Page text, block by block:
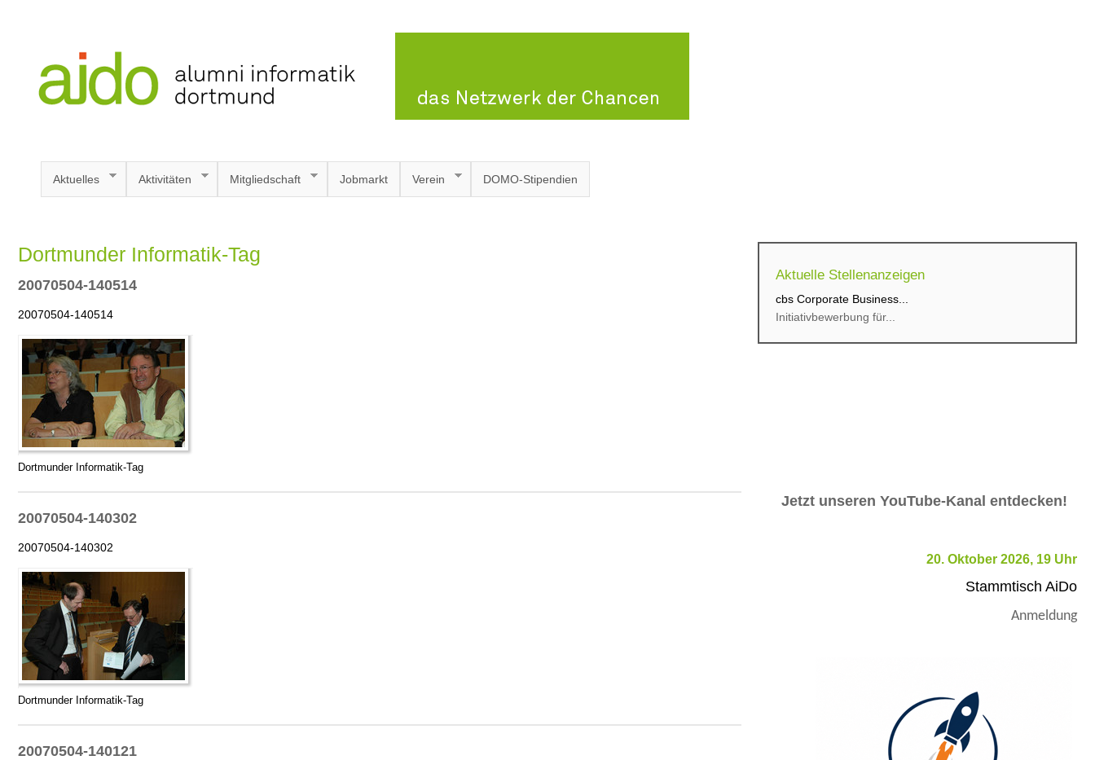
Aktuelles Aktivitäten Mitgliedschaft Jobmarkt Verein DOMO-Stipendien
Dortmunder Informatik-Tag
20070504-140514
20070504-140514
Dortmunder Informatik-Tag
20070504-140302
20070504-140302
Dortmunder Informatik-Tag
20070504-140121
Aktuelle Stellenanzeigen
cbs Corporate Business...
Initiativbewerbung für...
Jetzt unseren YouTube-Kanal entdecken!
20. Oktober 2026, 19 Uhr
Stammtisch AiDo
Anmeldung